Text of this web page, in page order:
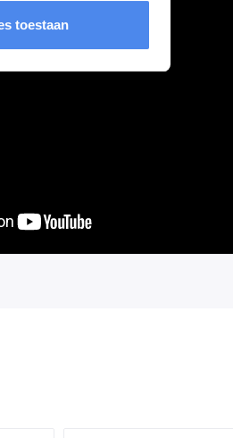
toestaan